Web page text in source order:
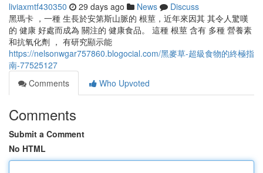
liviaxmtf430350 29 days ago News
Discuss
黑瑪卡 ，一種 生長於安第斯山脈的 根莖，近年來因其 其令人驚嘆
的 健康 好處而成為 關注的 健康食品。 這種 根莖 含有 多種 營養素
和抗氧化劑 ， 有研究顯示能
https://nelsonwgar757860.blogocial.com/黑麥草-超級食物的終極指
南-77525127
Comments
Who Upvoted
Comments
Submit a Comment
No HTML